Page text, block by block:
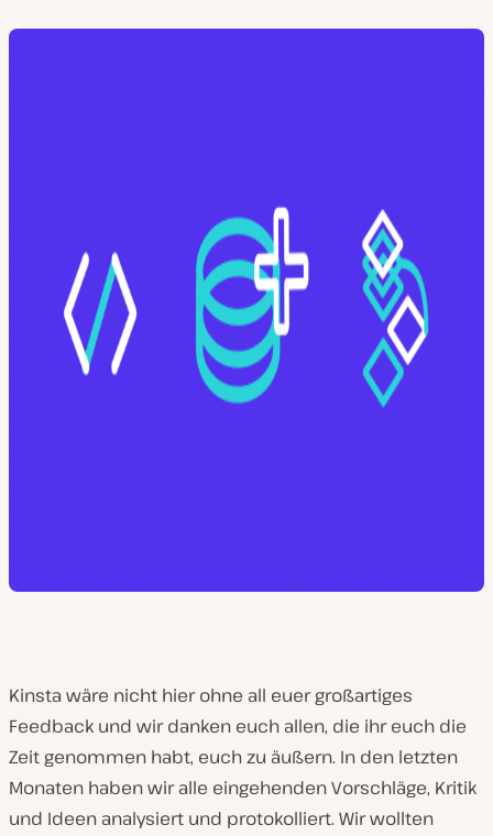
Kinsta wäre nicht hier ohne all euer großartiges
Feedback und wir danken euch allen, die ihr euch die
Zeit genommen habt, euch zu äußern. In den letzten
Monaten haben wir alle eingehenden Vorschläge, Kritik
und Ideen analysiert und protokolliert. Wir wollten